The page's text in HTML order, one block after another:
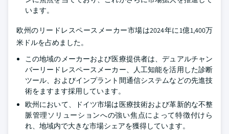
います。
欧州のリードレスペースメーカー市場は2024年に1億1,400万
米ドルを占めました。
この地域のメーカーおよび医療提供者は、デュアルチャン
バーリードレスペースメーカー、人工知能を活用した診断
ツール、およびインプラント間通信システムなどの先進技
術をますます採用しています。
欧州において、ドイツ市場は医療技術および革新的な不整
脈管理ソリューションへの強い焦点によって特徴付けら
れ、地域内で大きな市場シェアを獲得しています。